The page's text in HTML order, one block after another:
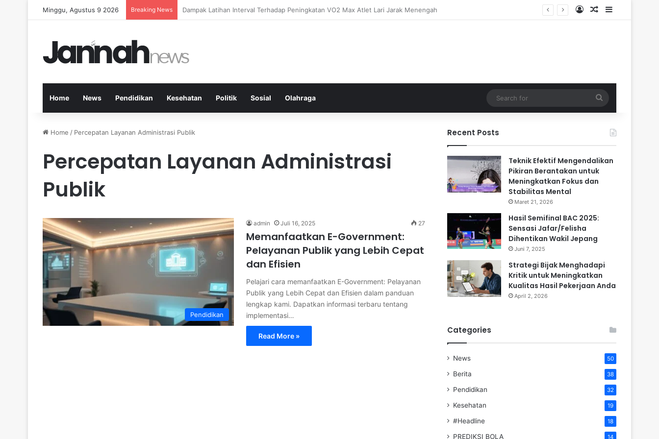
Minggu, Agustus 9 2026 Breaking News Kesehatan Mental: Menggali Hubungan Antara Pikiran, Tubuh, dan Emosi secara Mendalam Log InRandom Article
Sidebar
Home News Pendidikan Kesehatan Politik Sosial Olahraga
for
Home / Percepatan Layanan Administrasi Publik
Percepatan Layanan Administrasi
Publik
Pendidikan
admin Juli 16, 2025 27
Memanfaatkan E-Government:
Pelayanan Publik yang Lebih Cepat
dan Efisien
Pelajari cara memanfaatkan E-Government: Pelayanan
Publik yang Lebih Cepat dan Efisien dalam panduan
lengkap kami. Dapatkan informasi terbaru tentang
implementasi…
Read More »
Recent Posts
Teknik Efektif Mengendalikan
Pikiran Berantakan untuk
Meningkatkan Fokus dan
Stabilitas Mental
Maret 21, 2026
Hasil Semifinal BAC 2025:
Sensasi Jafar/Felisha
Dihentikan Wakil Jepang
Juni 7, 2025
Strategi Bijak Menghadapi
Kritik untuk Meningkatkan
Kualitas Hasil Pekerjaan Anda
April 2, 2026
Categories
News 50
Berita 38
Pendidikan 32
Kesehatan 19
#Headline 18
PREDIKSI BOLA 14